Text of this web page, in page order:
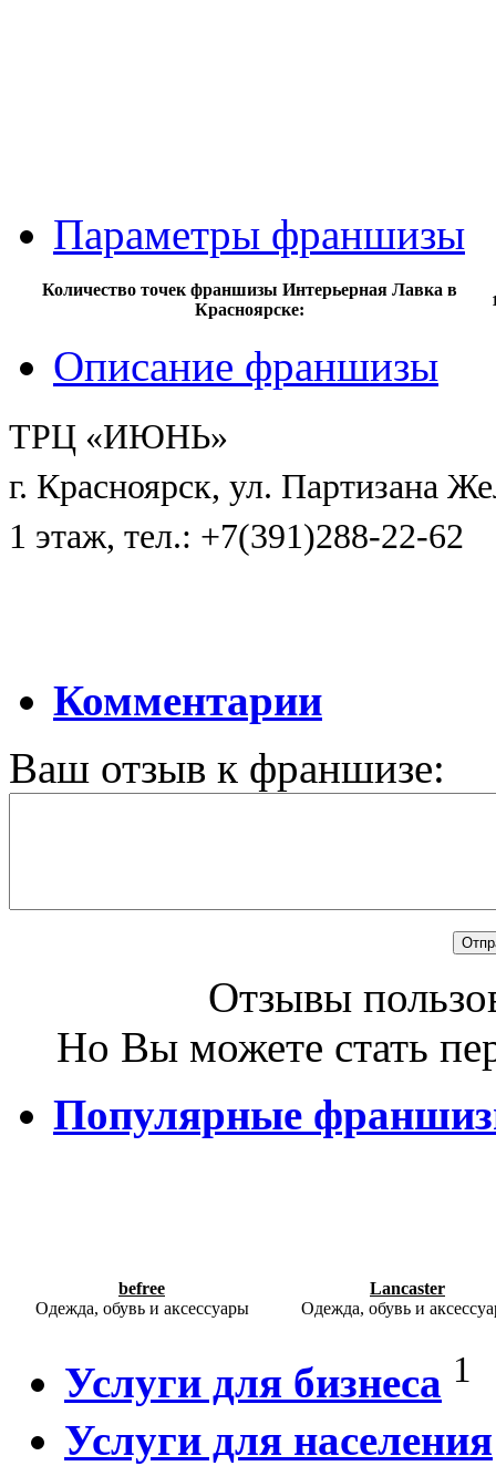
Параметры франшизы
Количество точек франшизы Интерьерная Лавка в
Красноярске:
Описание франшизы
ТРЦ «ИЮНЬ»
г. Красноярск, ул. Партизана
1 этаж, тел.: +7(391)288-22-62
Комментарии
Ваш отзыв к франшизе:
Отзывы
Но Вы можете стать
Популярные
befree
Одежда, обувь и аксессуары
Lancaster
Одежда, обувь и
Услуги для бизнеса 1
Услуги для населения